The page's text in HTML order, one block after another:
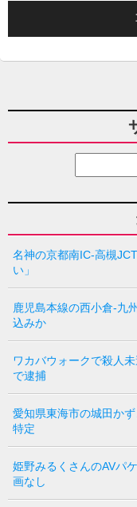
名神の京都南IC-高槻
い」
鹿児島本線の西小倉-九
込みか
ワカバウォークで殺人
で逮捕
愛知県東海市の城田か
特定
姫野みるくさんのAVパ
画なし